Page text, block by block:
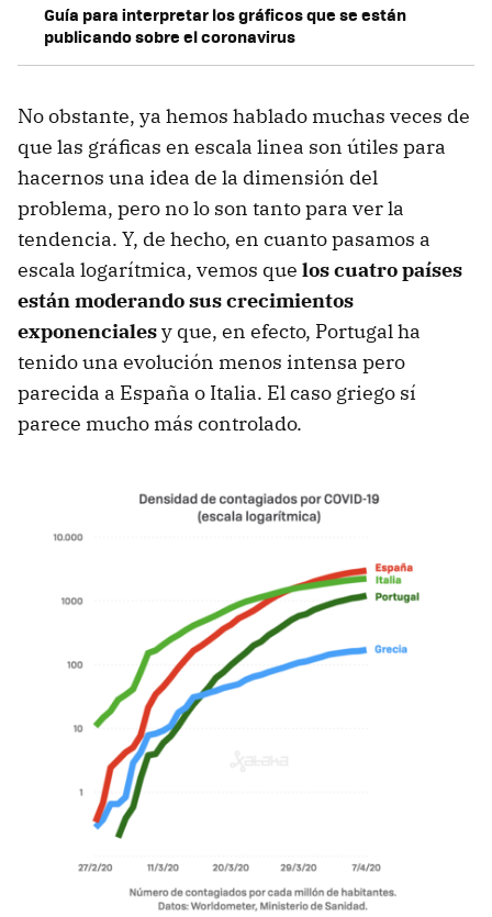
Guía para interpretar los gráficos que se están
publicando sobre el coronavirus
No obstante, ya hemos hablado muchas veces de
que las gráficas en escala linea son útiles para
hacernos una idea de la dimensión del
problema, pero no lo son tanto para ver la
tendencia. Y, de hecho, en cuanto pasamos a
escala logarítmica, vemos que los cuatro países
están moderando sus crecimientos
exponencialesy que, en efecto, Portugal ha
tenido una evolución menos intensa pero
parecida a España o Italia. El caso griego sí
parece mucho más controlado.